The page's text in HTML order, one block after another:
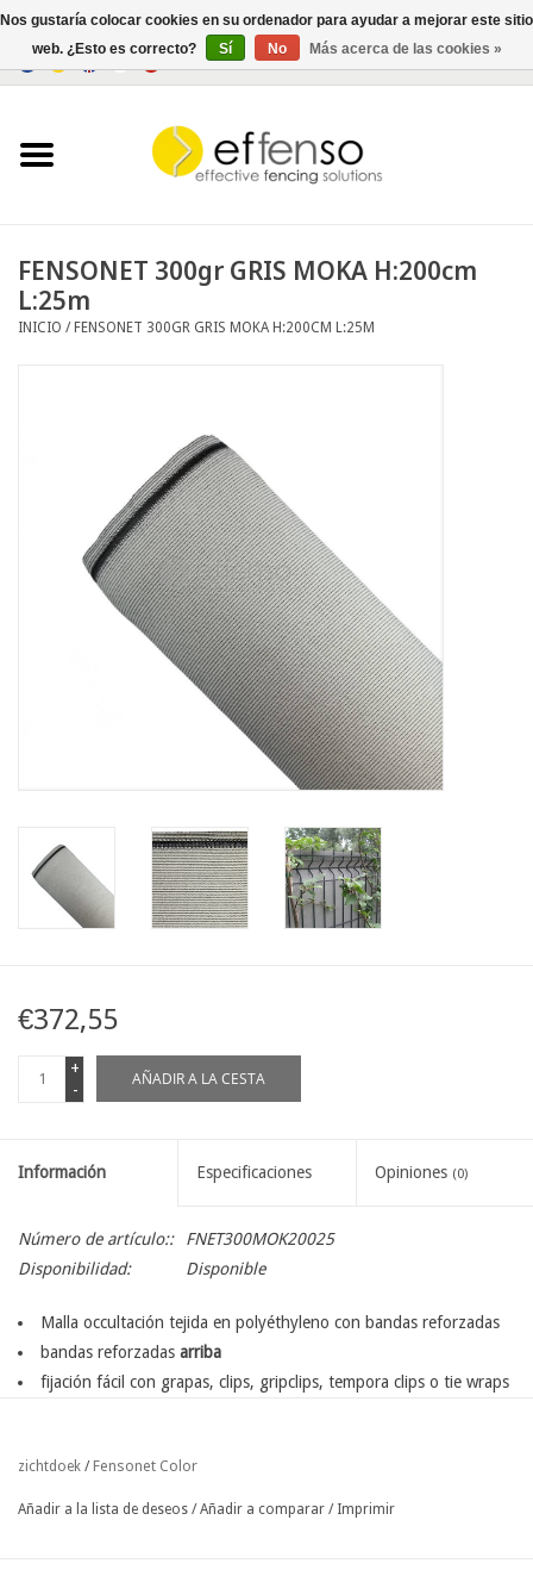
Iluminación
FENSONET 300gr GRIS MOKA H:200cm
L:25m
INICIO /FENSONET 300GR GRIS MOKA H:200CM L:25M
€372,55
+
-
AÑADIR A LA CESTA
Información Especificaciones Opiniones (0)
Número de artículo::
FNET300MOK20025
Disponibilidad:
Disponible
Malla occultación tejida en polyéthyleno con bandas reforzadas
bandas reforzadas arriba
fijación fácil con grapas, clips, gripclips, tempora clips o tie wraps
verde
zichtdoek / Fensonet Color
Añadir a la lista de deseos /Añadir a comparar / Imprimir
Nos gustaría colocar cookies en su ordenador para ayudar a mejorar este sitio
web. ¿Esto es correcto?
Sí No Más acerca de las cookies »